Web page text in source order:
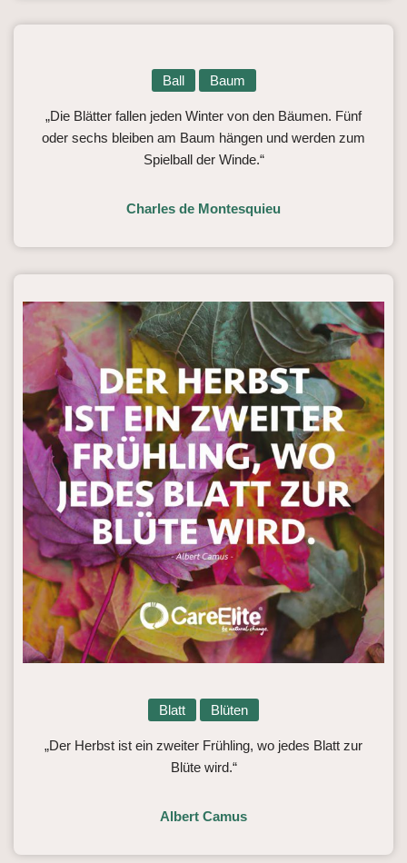
Ball Baum
„Die Blätter fallen jeden Winter von den Bäumen. Fünf
oder sechs bleiben am Baum hängen und werden zum
Spielball der Winde.“
Charles de Montesquieu
Blatt Blüten
„Der Herbst ist ein zweiter Frühling, wo jedes Blatt zur
Blüte wird.“
Albert Camus